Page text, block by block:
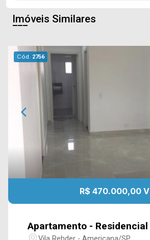
Imóveis Similares
Cód. 2756
R$ 470.000,00 V
Apartamento - Residencial